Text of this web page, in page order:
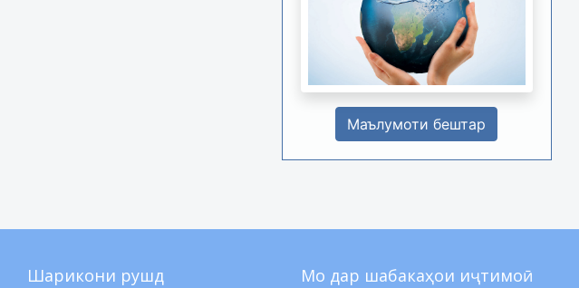
Маълумоти бештар
Шарикони рушд Мо дар шабакаҳои иҷтимоӣ